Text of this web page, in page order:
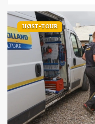
HØST-TOUR